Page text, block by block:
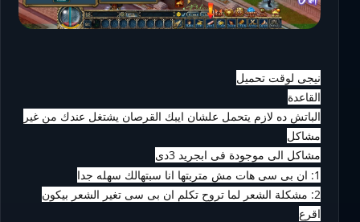
نيجى لوقت تحميل
القاعدة
الباتش ده لازم يتحمل علشان ايبك القرصان يشتغل عندك من غير
مشاكل
مشاكل الى موجودة فى ابجريد 3دى
1: ان بى سى هات مش متربتها انا سبتهالك سهله جدا
2: مشكلة الشعر لما تروح تكلم ان بى سى تغير الشعر بيكون
اقرع